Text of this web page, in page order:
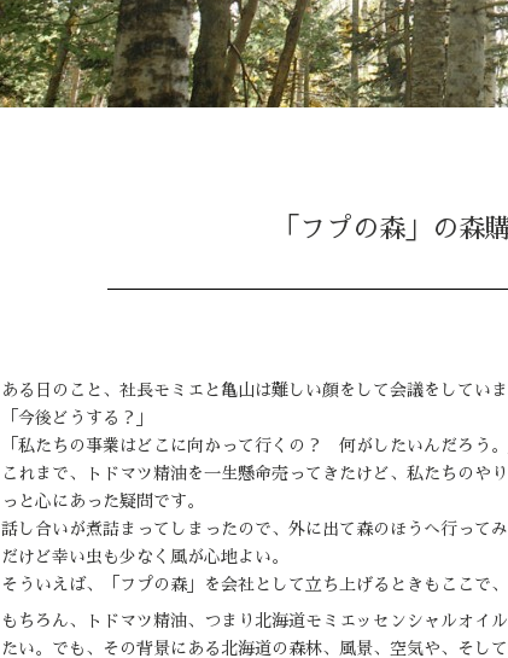
「フプの森」の森
ある日のこと、社長モミエと亀山は難しい顔をして会議をしていま
「今後どうする？」
「私たちの事業はどこに向かって行くの？ 何がしたいんだろう。
これまで、トドマツ精油を一生懸命売ってきたけど、私たちのや
っと心にあった疑問です。
話し合いが煮詰まってしまったので、外に出て森のほうへ行って
だけど幸い虫も少なく風が心地よい。
そういえば、「フプの森」を会社として立ち上げるときもここで
もちろん、トドマツ精油、つまり北海道モミエッセンシャルオイ
たい。でも、その背景にある北海道の森林、風景、空気や、そし